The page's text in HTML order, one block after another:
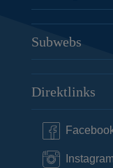
Subwebs
Direktlinks